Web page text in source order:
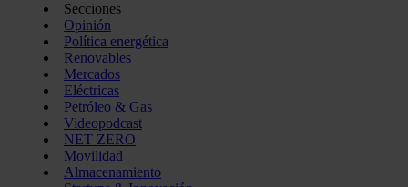
Secciones
Opinión
Política energética
Renovables
Mercados
Eléctricas
Petróleo & Gas
Videopodcast
NET ZERO
Movilidad
Almacenamiento